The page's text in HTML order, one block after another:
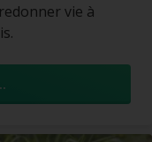
vie à